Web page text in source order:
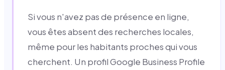
Si vous n'avez pas de présence en ligne,
vous êtes absent des recherches locales,
même pour les habitants proches qui vous
cherchent. Un profil Google Business Profile